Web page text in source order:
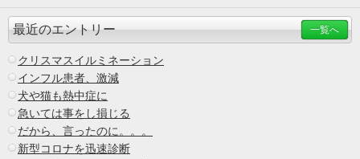
最近のエントリー 一覧へ
クリスマスイルミネーション
インフル患者、激減
犬や猫も熱中症に
急いては事をし損じる
だから、言ったのに。。。
新型コロナを迅速診断